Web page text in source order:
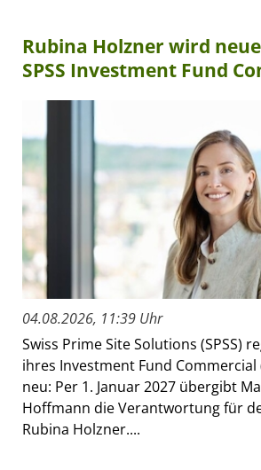
Rubina Holzner wird neue
SPSS Investment Fund
04.08.2026, 11:39 Uhr
Swiss Prime Site Solutions (SPSS)
ihres Investment Fund Commercial
neu: Per 1. Januar 2027 übergibt
Hoffmann die Verantwortung für
Rubina Holzner....